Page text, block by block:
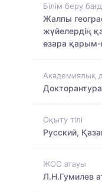
Білім беру
Жалпы
жүйелердің
өзара қарым-
Академиялық
Докторантура
Оқыту тілі
Русский,
ЖОО атауы
Л.Н.Гумилев